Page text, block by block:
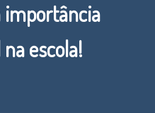
importância
escola!